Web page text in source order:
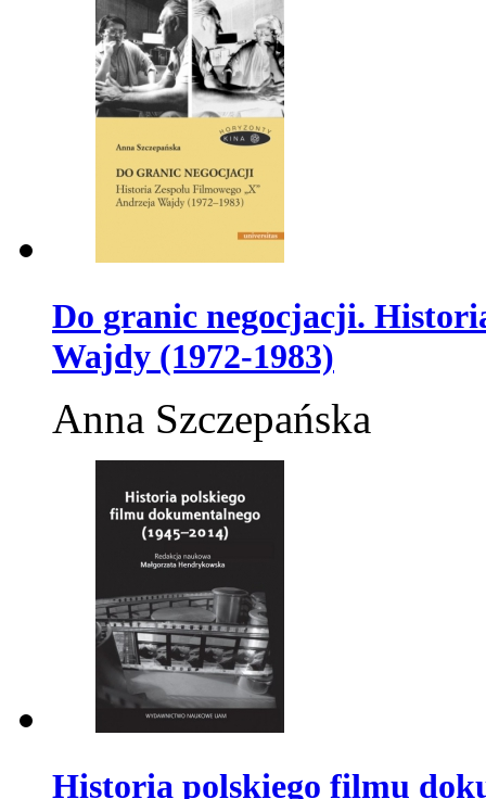
Do granic negocjacji.
Wajdy (1972-1983)
Anna Szczepańska
Historia polskiego filmu